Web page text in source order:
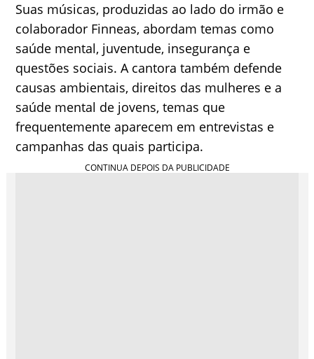
Suas músicas, produzidas ao lado do irmão e
colaborador Finneas, abordam temas como
saúde mental, juventude, insegurança e
questões sociais. A cantora também defende
causas ambientais, direitos das mulheres e a
saúde mental de jovens, temas que
frequentemente aparecem em entrevistas e
campanhas das quais participa.